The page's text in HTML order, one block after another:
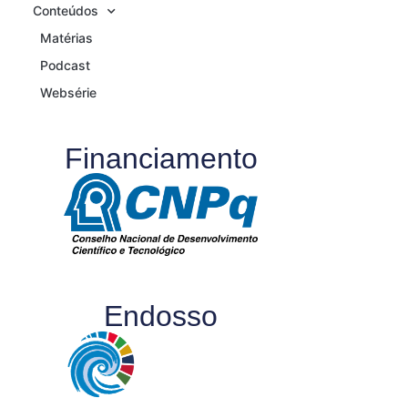
Conteúdos
Matérias
Podcast
Websérie
Financiamento
Endosso